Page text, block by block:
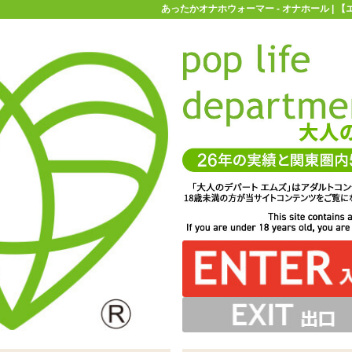
お買い物ガイド お問い合わせ
ホール 温感オナホ あったかオナホウォーマー
USB電源式のスティックタイプのホールウォーマー。
続後約5分ほどで温まります
。さまざまなサイズのオナホールに対応します
あったかオナホウォーマー - オナホール | 【